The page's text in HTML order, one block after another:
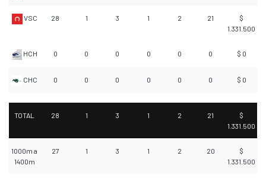
VSC 28 1 3 1 2 21
$
1.331.500
HCH 0 0 0 0 0 0 $ 0
CHC 0 0 0 0 0 0 $ 0
TOTAL 28 1 3 1 2 21
$
1.331.500
1000m a
1400m
27 1 3 1 2 20
$
1.331.500